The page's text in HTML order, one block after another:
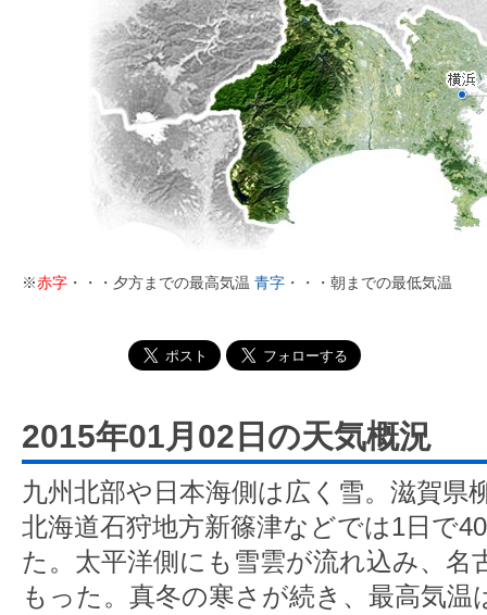
※赤字 ・・・夕方までの最高気温 青字 ・・・朝までの最低気温
2015年01月02日の天気概況
九州北部や日本海側は広く雪。滋賀県
北海道石狩地方新篠津などでは1日で
た。太平洋側にも雪雲が流れ込み、名
もった。真冬の寒さが続き、最高気温